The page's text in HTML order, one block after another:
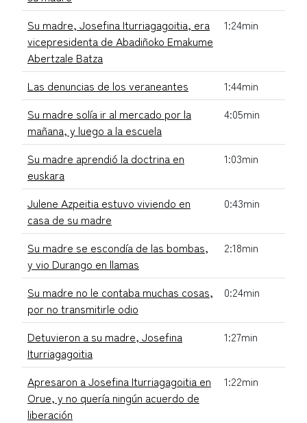
Su madre, Josefina Iturriagagoitia, era
vicepresidenta de Abadiñoko Emakume
Abertzale Batza
1:24min
Las denuncias de los veraneantes
1:44min
Su madre solía ir al mercado por la
mañana, y luego a la escuela
4:05min
Su madre aprendió la doctrina en
euskara
1:03min
Julene Azpeitia estuvo viviendo en
casa de su madre
0:43min
Su madre se escondía de las bombas,
y vio Durango en llamas
2:18min
Su madre no le contaba muchas cosas,
por no transmitirle odio
0:24min
Detuvieron a su madre, Josefina
Iturriagagoitia
1:27min
Apresaron a Josefina Iturriagagoitia en
Orue, y no quería ningún acuerdo de
liberación
1:22min